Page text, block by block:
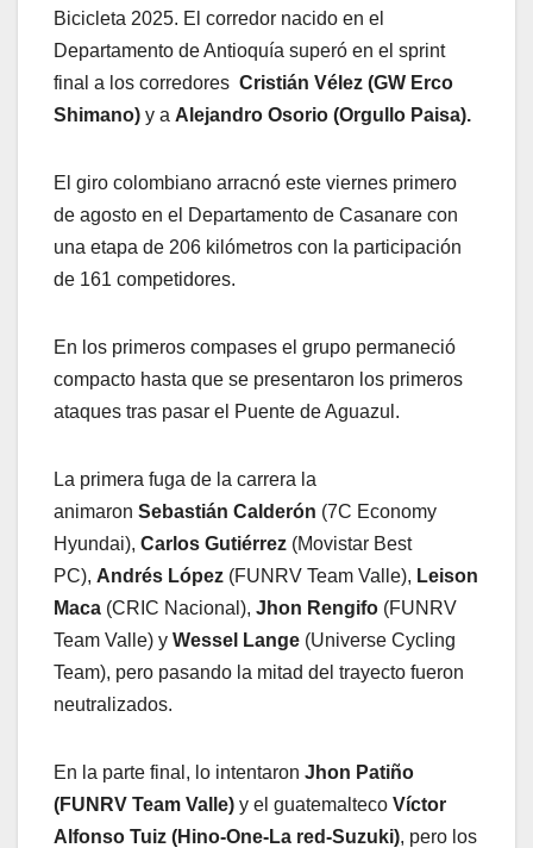
Bicicleta 2025. El corredor nacido en el
Departamento de Antioquía superó en el sprint
final a los corredores Cristián Vélez (GW Erco
Shimano) y a Alejandro Osorio (Orgullo Paisa).
El giro colombiano arracnó este viernes primero
de agosto en el Departamento de Casanare con
una etapa de 206 kilómetros con la participación
de 161 competidores.
En los primeros compases el grupo permaneció
compacto hasta que se presentaron los primeros
ataques tras pasar el Puente de Aguazul.
La primera fuga de la carrera la
animaron Sebastián Calderón (7C Economy
Hyundai), Carlos Gutiérrez (Movistar Best
PC), Andrés López (FUNRV Team Valle), Leison
Maca (CRIC Nacional), Jhon Rengifo (FUNRV
Team Valle) y Wessel Lange (Universe Cycling
Team), pero pasando la mitad del trayecto fueron
neutralizados.
En la parte final, lo intentaron Jhon Patiño
(FUNRV Team Valle) y el guatemalteco Víctor
Alfonso Tuiz (Hino-One-La red-Suzuki), pero los